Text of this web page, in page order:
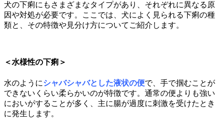
犬の下痢にもさまざまなタイプがあり、それぞれに異なる原
因や対処が必要です。ここでは、犬によく見られる下痢の種
類と、その特徴や見分け方についてご紹介します。
＜水様性の下痢＞
水のようにシャバシャバとした液状の便で、手で掴むことが
できないくらい柔らかいのが特徴です。通常の便よりも強い
においがすることが多く、主に腸が過度に刺激を受けたとき
に発生します。